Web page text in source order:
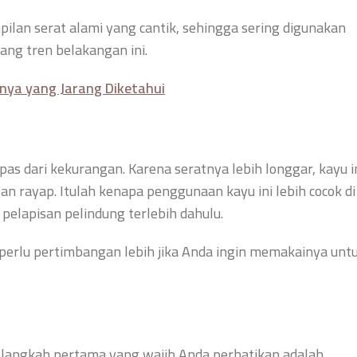
serat alami yang cantik, sehingga sering digunakan
tren belakangan ini.
yang Jarang Diketahui
dari kekurangan. Karena seratnya lebih longgar, kayu
rayap. Itulah kenapa penggunaan kayu ini lebih cocok di
pelindung terlebih dahulu.
pertimbangan lebih jika Anda ingin memakainya